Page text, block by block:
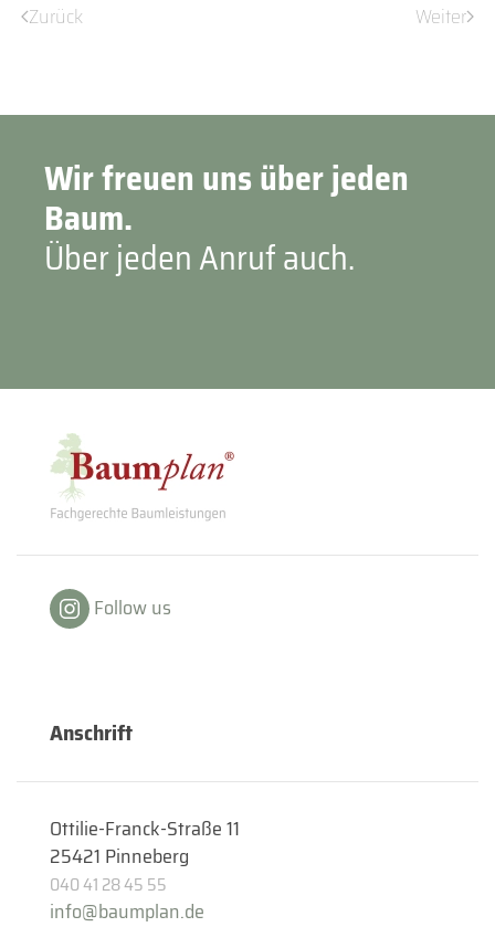
Zurück Weiter
Wir freuen uns über jeden
Baum.
Über jeden Anruf auch.
Follow us
Anschrift
Ottilie-Franck-Straße 11
25421 Pinneberg
040 41 28 45 55
info@baumplan.de